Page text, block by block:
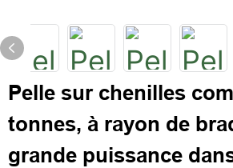
Pelle sur chenilles
tonnes, à rayon de
grande puissance